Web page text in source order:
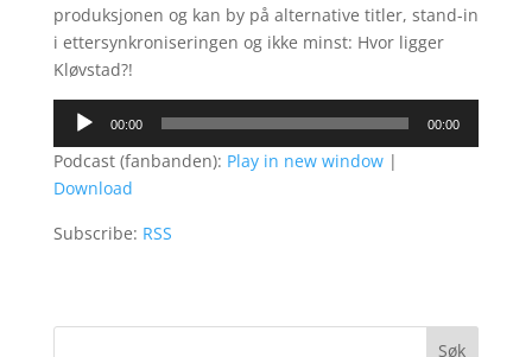
produksjonen og kan by på alternative titler, stand-in
i ettersynkroniseringen og ikke minst: Hvor ligger
Kløvstad?!
Lydavspiller
00:00 00:00
Podcast (fanbanden): Play in new window|
Download
Subscribe: RSS